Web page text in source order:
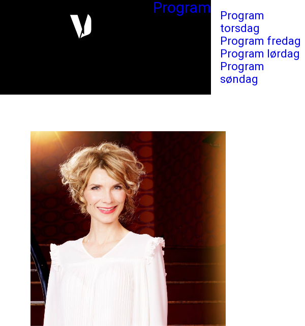
Program
Program
torsdag
Program fredag
Program lørdag
Program
søndag